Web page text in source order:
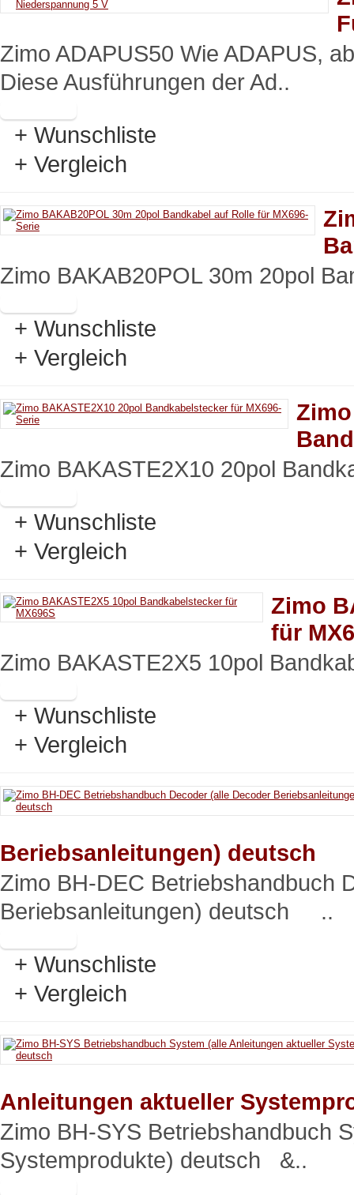
Zimo ADAPUS50 Wie ADAPUS,
Diese Ausführungen der Ad..
+ Wunschliste
+ Vergleich
Zimo BAKAB20POL 30m 20pol
+ Wunschliste
+ Vergleich
Zimo BAKASTE2X10 20pol
+ Wunschliste
+ Vergleich
Zimo
für
Zimo BAKASTE2X5 10pol
+ Wunschliste
+ Vergleich
Beriebsanleitungen) deutsch
Zimo BH-DEC Betriebshandbuch
Beriebsanleitungen) deutsch ..
+ Wunschliste
+ Vergleich
Anleitungen aktueller
Zimo BH-SYS Betriebshandbuch
Systemprodukte) deutsch &..